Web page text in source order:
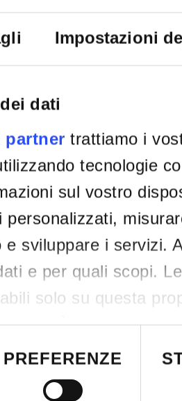
Impostazioni
dati
partner trattiamo i
tecnologie
sul vostro
personalizzati,
e sviluppare i servizi.
e per quali scopi.
solo su questa
È possibile
momento dalla
della privacy.
PREFERENZE